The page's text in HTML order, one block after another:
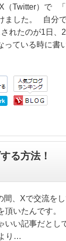
Twitter）で
した。 自分
れたのが1日
っている時に書
る方法！
、Xで交流を
いたんです。
い記事だとし
り…